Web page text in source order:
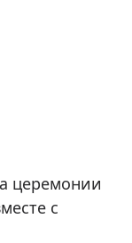
церемонии
с